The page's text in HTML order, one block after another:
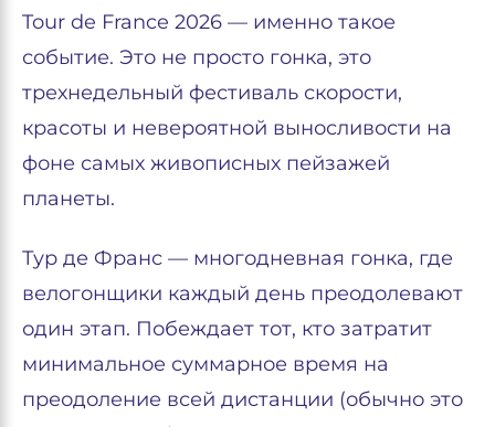
Tour de France 2026 — именно такое
событие. Это не просто гонка, это
трехнедельный фестиваль скорости,
красоты и невероятной выносливости на
фоне самых живописных пейзажей
планеты.
Тур де Франс — многодневная гонка, где
велогонщики каждый день преодолевают
один этап. Побеждает тот, кто затратит
минимальное суммарное время на
преодоление всей дистанции (обычно это